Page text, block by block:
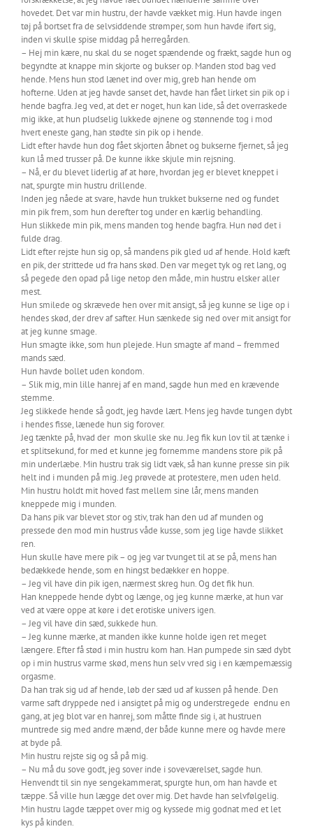
hovedet. Det var min hustru, der havde vækket mig. Hun havde ingen
tøj på bortset fra de selvsiddende strømper, som hun havde iført sig,
inden vi skulle spise middag på herregården.
– Hej min kære, nu skal du se noget spændende og frækt, sagde hun og
begyndte at knappe min skjorte og bukser op. Manden stod bag ved
hende. Mens hun stod lænet ind over mig, greb han hende om
hofterne. Uden at jeg havde sanset det, havde han fået lirket sin pik op i
hende bagfra. Jeg ved, at det er noget, hun kan lide, så det overraskede
mig ikke, at hun pludselig lukkede øjnene og stønnende tog i mod
hvert eneste gang, han stødte sin pik op i hende.
Lidt efter havde hun dog fået skjorten åbnet og bukserne fjernet, så jeg
kun lå med trusser på. De kunne ikke skjule min rejsning.
– Nå, er du blevet liderlig af at høre, hvordan jeg er blevet kneppet i
nat, spurgte min hustru drillende.
Inden jeg nåede at svare, havde hun trukket bukserne ned og fundet
min pik frem, som hun derefter tog under en kærlig behandling.
Hun slikkede min pik, mens manden tog hende bagfra. Hun nød det i
fulde drag.
Lidt efter rejste hun sig op, så mandens pik gled ud af hende. Hold kæft
en pik, der strittede ud fra hans skød. Den var meget tyk og ret lang, og
så pegede den opad på lige netop den måde, min hustru elsker aller
mest.
Hun smilede og skrævede hen over mit ansigt, så jeg kunne se lige op i
hendes skød, der drev af safter. Hun sænkede sig ned over mit ansigt for
at jeg kunne smage.
Hun smagte ikke, som hun plejede. Hun smagte af mand – fremmed
mands sæd.
Hun havde bollet uden kondom.
– Slik mig, min lille hanrej af en mand, sagde hun med en krævende
stemme.
Jeg slikkede hende så godt, jeg havde lært. Mens jeg havde tungen dybt
i hendes fisse, lænede hun sig forover.
Jeg tænkte på, hvad der mon skulle ske nu. Jeg fik kun lov til at tænke i
et splitsekund, for med et kunne jeg fornemme mandens store pik på
min underlæbe. Min hustru trak sig lidt væk, så han kunne presse sin pik
helt ind i munden på mig. Jeg prøvede at protestere, men uden held.
Min hustru holdt mit hoved fast mellem sine lår, mens manden
kneppede mig i munden.
Da hans pik var blevet stor og stiv, trak han den ud af munden og
pressede den mod min hustrus våde kusse, som jeg lige havde slikket
ren.
Hun skulle have mere pik – og jeg var tvunget til at se på, mens han
bedækkede hende, som en hingst bedækker en hoppe.
– Jeg vil have din pik igen, nærmest skreg hun. Og det fik hun.
Han kneppede hende dybt og længe, og jeg kunne mærke, at hun var
ved at være oppe at køre i det erotiske univers igen.
– Jeg vil have din sæd, sukkede hun.
– Jeg kunne mærke, at manden ikke kunne holde igen ret meget
længere. Efter få stød i min hustru kom han. Han pumpede sin sæd dybt
op i min hustrus varme skød, mens hun selv vred sig i en kæmpemæssig
orgasme.
Da han trak sig ud af hende, løb der sæd ud af kussen på hende. Den
varme saft dryppede ned i ansigtet på mig og understregede endnu en
gang, at jeg blot var en hanrej, som måtte finde sig i, at hustruen
muntrede sig med andre mænd, der både kunne mere og havde mere
at byde på.
Min hustru rejste sig og så på mig.
– Nu må du sove godt, jeg sover inde i soveværelset, sagde hun.
Henvendt til sin nye sengekammerat, spurgte hun, om han havde et
tæppe. Så ville hun lægge det over mig. Det havde han selvfølgelig.
Min hustru lagde tæppet over mig og kyssede mig godnat med et let
kys på kinden.